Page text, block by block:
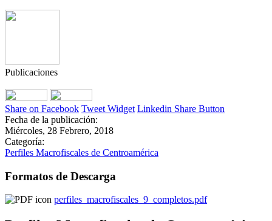
Publicaciones
Share on Facebook Tweet Widget Linkedin Share Button
Fecha de la publicación:
Miércoles, 28 Febrero, 2018
Categoría:
Perfiles Macrofiscales de Centroamérica
Formatos de Descarga
perfiles_macrofiscales_9_completos.pdf